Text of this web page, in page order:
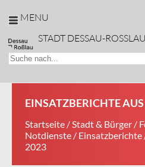
MENU
STADT DESSAU-ROSSLAU
EINSATZBERICHTE
Startseite /Stadt & Bürger /
Notdienste / Einsatzberichte
2023